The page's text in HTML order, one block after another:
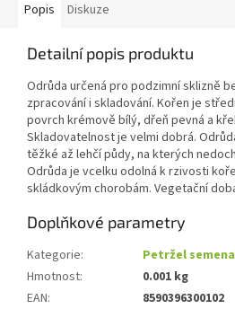
Popis Diskuze
Detailní popis produktu
Odrůda určená pro podzimní sklizně
zpracování i skladování. Kořen je
povrch krémově bílý, dřeň pevná a
Skladovatelnost je velmi dobrá.
těžké až lehčí půdy, na kterých
Odrůda je vcelku odolná k rzivosti
skládkovým chorobám. Vegetační
Doplňkové parametry
Kategorie:
Petržel semena
Hmotnost:
0.001 kg
EAN:
8590396300102